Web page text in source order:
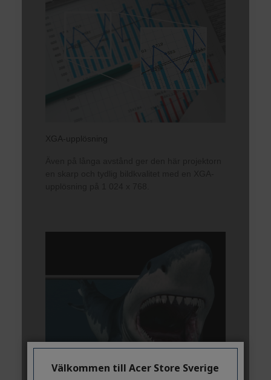
Välkommen till Acer Store Sverige